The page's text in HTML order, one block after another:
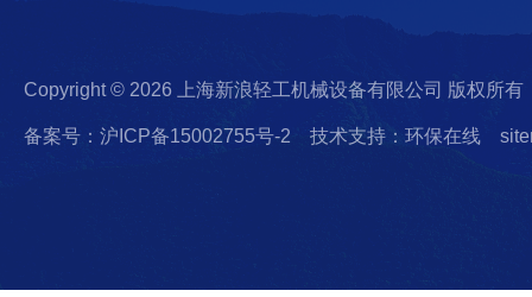
Copyright © 2026 上海新浪轻工机械设备有限公司 版权所有
备案号：沪ICP备15002755号-2 技术支持：环保在线